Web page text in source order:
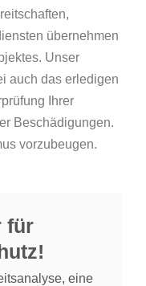
übernehmen
Unser
auch das erledigen
Ihrer
Beschädigungen.
vorzubeugen.
für
eine